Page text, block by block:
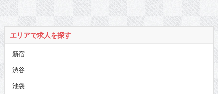
エリアで求人を探す
新宿
渋谷
池袋